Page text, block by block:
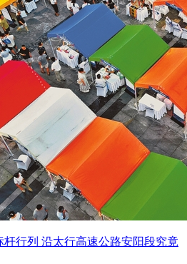
杆行列 沿太行高速公路安阳段究竟